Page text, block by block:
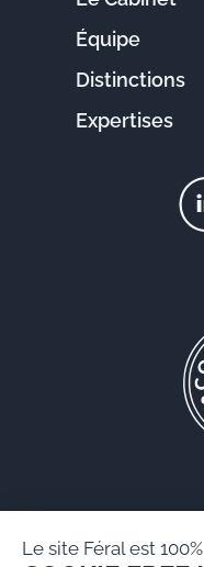
Équipe
Distinctions
Expertises
Le site Féral est 100%